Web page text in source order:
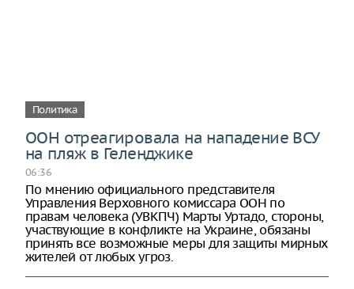
Политика
ООН отреагировала на нападение ВСУ
на пляж в Геленджике
06:36
По мнению официального представителя
Управления Верховного комиссара ООН по
правам человека (УВКПЧ) Марты Уртадо, стороны,
участвующие в конфликте на Украине, обязаны
принять все возможные меры для защиты мирных
жителей от любых угроз.